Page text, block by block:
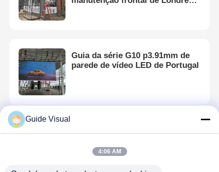
Guia da série G10 p3.91mm de
parede de vídeo LED de Portugal
Guide Visual
4:06 AM